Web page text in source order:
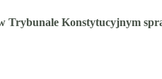
Trybunale Konstytucyjnym